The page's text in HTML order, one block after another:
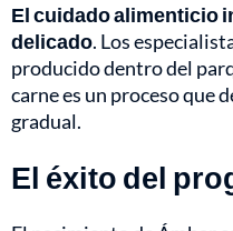
El cuidado alimenticio
delicado. Los
producido dentro del
carne es un proceso que
gradual.
El éxito del